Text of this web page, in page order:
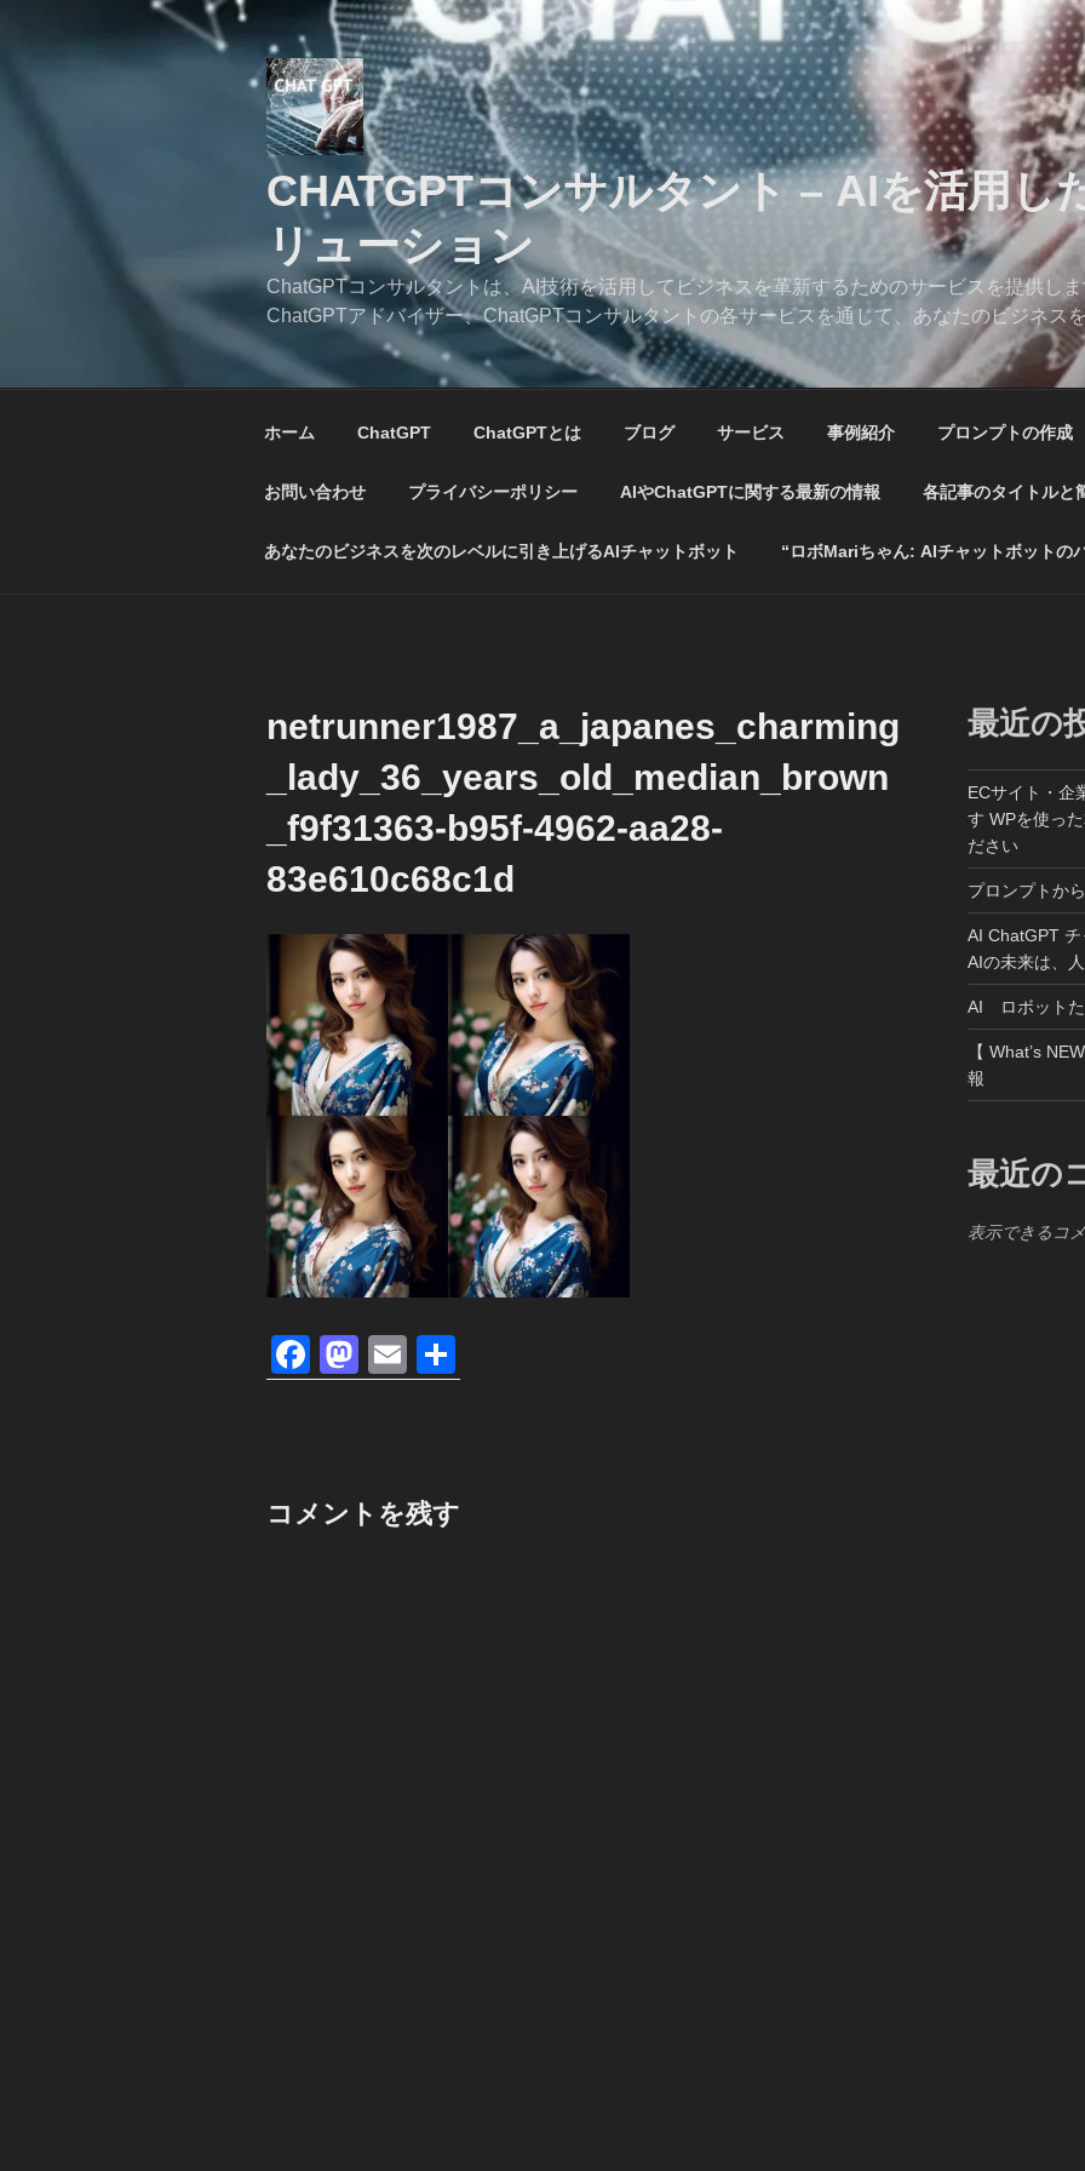
CHATGPTコンサルタント – AIを活用し
リューション
ChatGPTコンサルタントは、AI技術を活用してビジネスを革新するためのサービスを提供しま
ChatGPTアドバイザー、ChatGPTコンサルタントの各サービスを通じて、あなたのビジネス
ホーム ChatGPT ChatGPTとは ブログ サービス 事例紹介 プロンプトの作成
お問い合わせ プライバシーポリシー AIやChatGPTに関する最新の情報 各記事のタイトルと
あなたのビジネスを次のレベルに引き上げるAIチャットボット “ロボMariちゃん: AIチャットボットの
netrunner1987_a_japanes_charming
_lady_36_years_old_median_brown
_f9f31363-b95f-4962-aa28-
83e610c68c1d
F
a
b
M
a
d
E
m 有
コメントを残す
最近の
ECサイト・企
す WPを使っ
ださい
プロンプトか
AI ChatGPT
AIの未来は、
AI ロボットた
【 What’s
報
最近の
表示できるコ